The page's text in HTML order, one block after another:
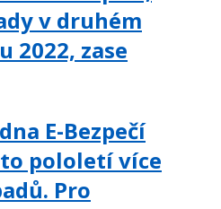
v druhém
2022, zase
E-Bezpečí
pololetí více
Pro